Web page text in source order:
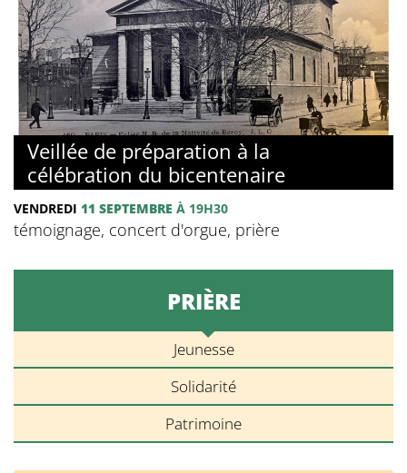
Veillée de préparation à la
célébration du bicentenaire
VENDREDI 11 SEPTEMBRE À 19H30
témoignage, concert d'orgue, prière
PRIÈRE
Jeunesse
Solidarité
Patrimoine